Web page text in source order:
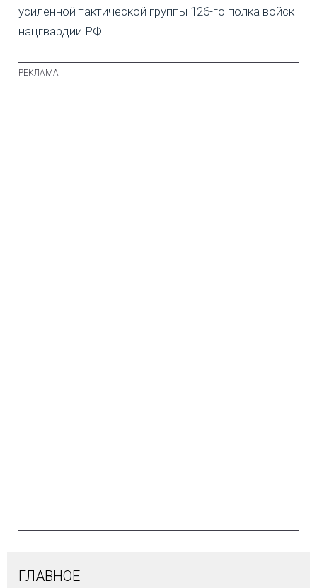
усиленной тактической группы 126-го полка войск
нацгвардии РФ.
ГЛАВНОЕ